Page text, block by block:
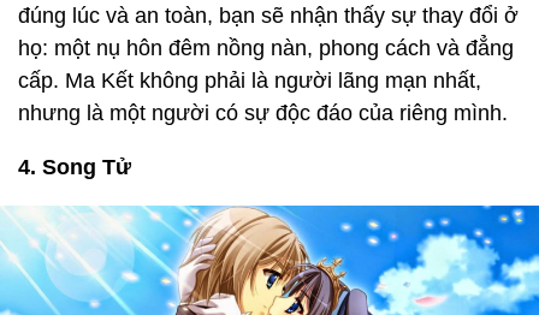
đúng lúc và an toàn, bạn sẽ nhận thấy sự thay đổi ở
họ: một nụ hôn đêm nồng nàn, phong cách và đẳng
cấp. Ma Kết không phải là người lãng mạn nhất,
nhưng là một người có sự độc đáo của riêng mình.
4. Song Tử